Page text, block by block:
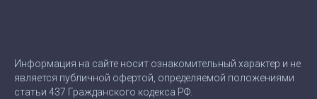
Информация на сайте носит ознакомительный характер и не
является публичной офертой, определяемой положениями
статьи 437 Гражданского кодекса РФ.